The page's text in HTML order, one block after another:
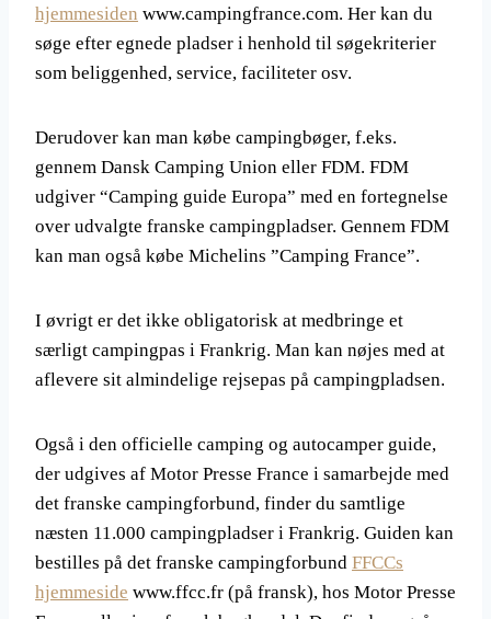
hjemmesiden www.campingfrance.com. Her kan du
søge efter egnede pladser i henhold til søgekriterier
som beliggenhed, service, faciliteter osv.
Derudover kan man købe campingbøger, f.eks.
gennem Dansk Camping Union eller FDM. FDM
udgiver “Camping guide Europa” med en fortegnelse
over udvalgte franske campingpladser. Gennem FDM
kan man også købe Michelins ”Camping France”.
I øvrigt er det ikke obligatorisk at medbringe et
særligt campingpas i Frankrig. Man kan nøjes med at
aflevere sit almindelige rejsepas på campingpladsen.
Også i den officielle camping og autocamper guide,
der udgives af Motor Presse France i samarbejde med
det franske campingforbund, finder du samtlige
næsten 11.000 campingpladser i Frankrig. Guiden kan
bestilles på det franske campingforbund FFCCs
hjemmeside www.ffcc.fr (på fransk), hos Motor Presse